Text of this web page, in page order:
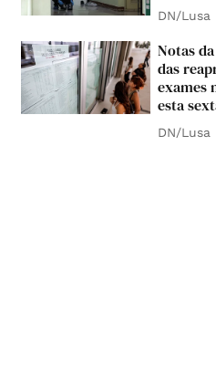
DN/Lusa
Notas
das
exames
esta
DN/Lusa